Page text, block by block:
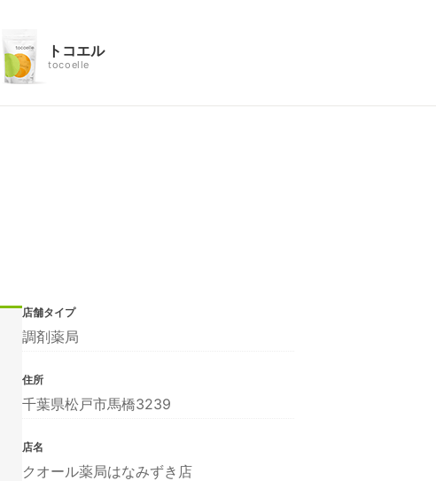
トコエル
tocoelle
店舗タイプ
調剤薬局
住所
千葉県松戸市馬橋3239
店名
クオール薬局はなみずき店